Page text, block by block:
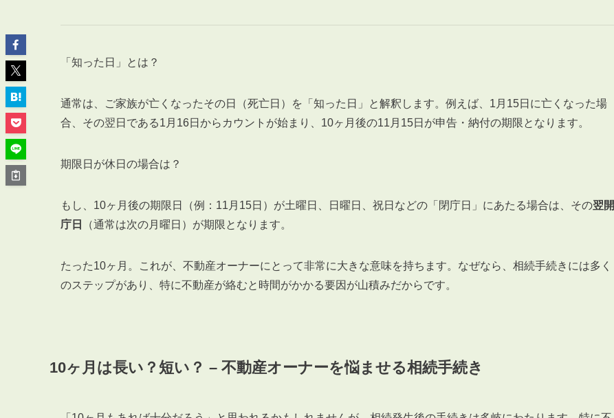
管理オーナー様ご紹介制度
投資不動産を売却したい方
アパートの監視カメラ設置について
会員登録
賃貸仲介会社様向け物件検索ログイン
【受付時間】10:00~19:00（定休日：水曜日）
「知った日」とは？
通常は、ご家族が亡くなったその日（死亡日）を「知った日」と解釈します。例えば、1月15日に亡くなった場
合、その翌日である1月16日からカウントが始まり、10ヶ月後の11月15日が申告・納付の期限となります。
期限日が休日の場合は？
もし、10ヶ月後の期限日（例：11月15日）が土曜日、日曜日、祝日などの「閉庁日」にあたる場合は、その翌開
庁日
（通常は次の月曜日）が期限となります。
たった10ヶ月。これが、不動産オーナーにとって非常に大きな意味を持ちます。なぜなら、相続手続きには多く
のステップがあり、特に不動産が絡むと時間がかかる要因が山積みだからです。
10ヶ月は長い？短い？ – 不動産オーナーを悩ませる相続手続き